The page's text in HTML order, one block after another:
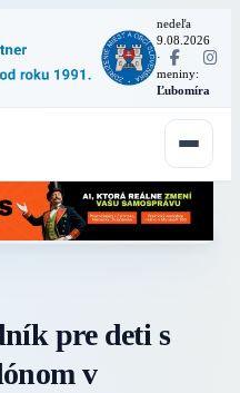
nedeľa
9.08.2026
·
meniny:
Ľubomíra
pre deti s
v